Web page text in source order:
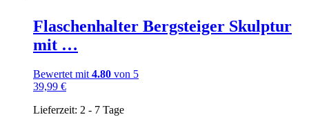
Flaschenhalter Bergsteiger Skulptur
mit …
Bewertet mit 4.80 von 5
39,99 €
Lieferzeit: 2 - 7 Tage